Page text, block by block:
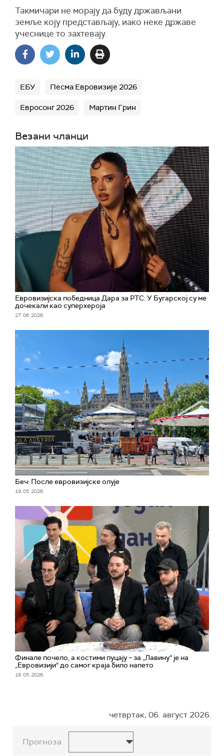
Такмичари не морају да буду држављани
земље коју представљају, иако неке државе
учеснице то захтевају.
ЕБУ Песма Евровизије 2026
Евросонг 2026 Мартин Грин
Везани чланци
Евровизијска победница Дара за РТС: У Бугарској су ме
дочекали као суперхероја
27. 06. 2026.
Беч: После евровизијске олује
19. 05. 2026.
Финале почело, а костими пуцају – за „Лавину“ је на
„Евровизији“ до самог краја било напето
18. 05. 2026.
четвртак, 06. август 2026.
Прогноза